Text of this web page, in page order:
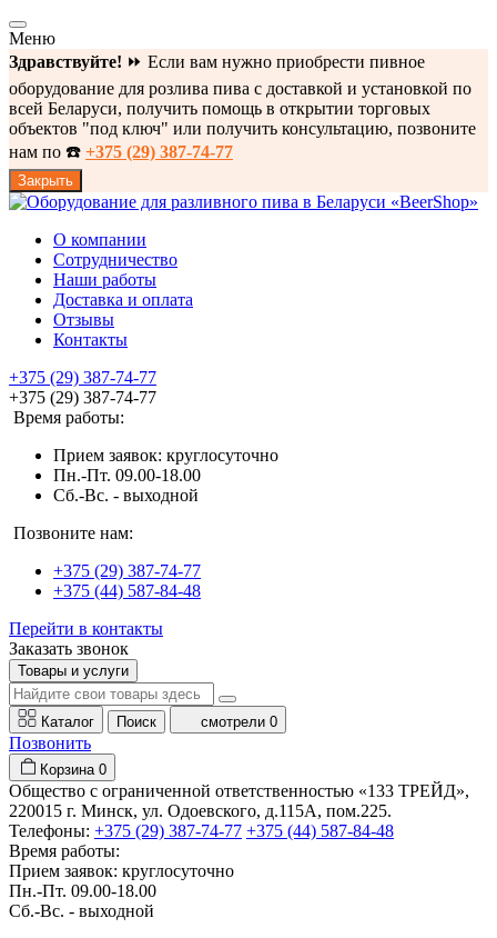
Меню
Здравствуйте! ⏩ Если вам нужно приобрести пивное
оборудование для розлива пива с доставкой и установкой по
всей Беларуси, получить помощь в открытии торговых
объектов "под ключ" или получить консультацию, позвоните
нам по ☎️ +375 (29) 387-74-77
Закрыть
О компании
Сотрудничество
Наши работы
Доставка и оплата
Отзывы
Контакты
+375 (29) 387-74-77
+375 (29) 387-74-77
Время работы:
Прием заявок: круглосуточно
Пн.-Пт. 09.00-18.00
Cб.-Вс. - выходной
Позвоните нам:
+375 (29) 387-74-77
+375 (44) 587-84-48
Перейти в контакты
Заказать звонок
Товары и услуги
Каталог Поиск смотрели 0
Позвонить
Корзина 0
Общество с ограниченной ответственностью «133 ТРЕЙД»,
220015 г. Минск, ул. Одоевского, д.115А, пом.225.
Телефоны: +375 (29) 387-74-77 +375 (44) 587-84-48
Время работы:
Прием заявок: круглосуточно
Пн.-Пт. 09.00-18.00
Cб.-Вс. - выходной